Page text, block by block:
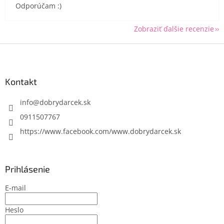
Odporúčam :)
Zobraziť ďalšie recenzie
Kontakt
info@dobrydarcek.sk
0911507767
https://www.facebook.com/www.dobrydarcek.sk
Prihlásenie
E-mail
Heslo